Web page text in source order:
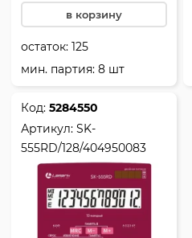
в корзину
остаток:125
мин. партия: 8 шт
Код:5284550
Артикул:SK-
555RD/128/404950083